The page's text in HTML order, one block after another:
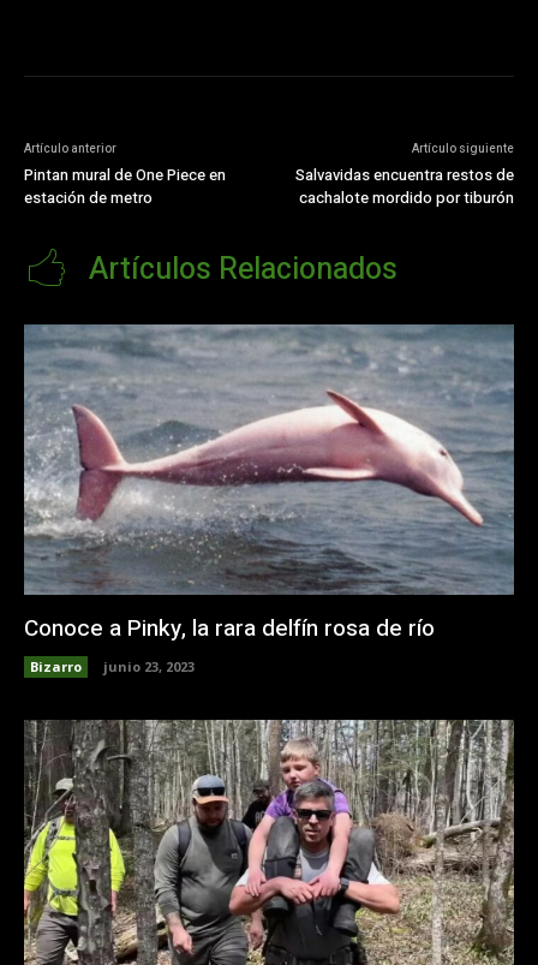
Artículo anterior
Pintan mural de One Piece en
estación de metro
Artículo siguiente
Salvavidas encuentra restos de
cachalote mordido por tiburón
Artículos Relacionados
Conoce a Pinky, la rara delfín rosa de río
Bizarro junio 23, 2023